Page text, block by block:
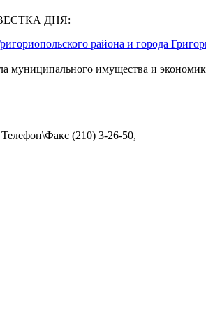
ДНЯ:
района и города
муниципального имущества и
(210) 3-26-50,